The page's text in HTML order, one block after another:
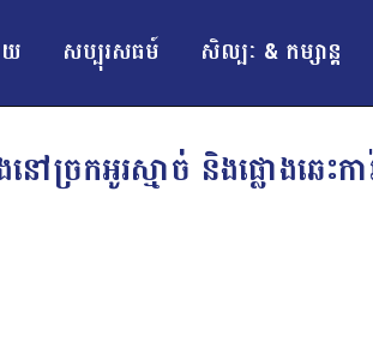
សប្បុរសធម៍ សិល្បៈ & កម្សាន្ត
រកអូរស្មាច់ និងផ្លោងឆេះក